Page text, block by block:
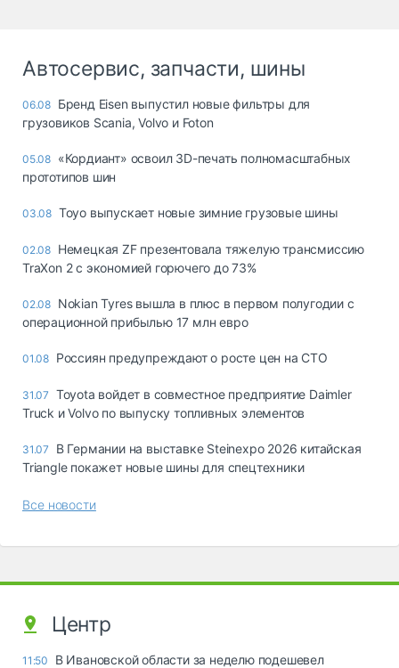
Автосервис, запчасти, шины
06.08 Бренд Eisen выпустил новые фильтры для
грузовиков Scania, Volvo и Foton
05.08 «Кордиант» освоил 3D-печать полномасштабных
прототипов шин
03.08 Toyo выпускает новые зимние грузовые шины
02.08 Немецкая ZF презентовала тяжелую трансмиссию
TraXon 2 с экономией горючего до 73%
02.08 Nokian Tyres вышла в плюс в первом полугодии с
операционной прибылью 17 млн евро
01.08 Россиян предупреждают о росте цен на СТО
31.07 Toyota войдет в совместное предприятие Daimler
Truck и Volvo по выпуску топливных элементов
31.07
В Германии на выставке Steinexpo 2026 китайская
Triangle покажет новые шины для спецтехники
Все новости
Центр
11:50
В Ивановской области за неделю подешевел